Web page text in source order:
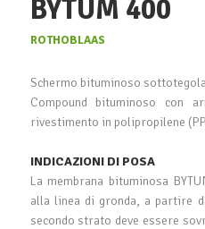
BYTUM 400
ROTHOBLAAS
Schermo bituminoso sottotegola
Compound bituminoso con
rivestimento in polipropilene
INDICAZIONI DI POSA
La membrana bituminosa
alla linea di gronda, a partire
secondo strato deve essere